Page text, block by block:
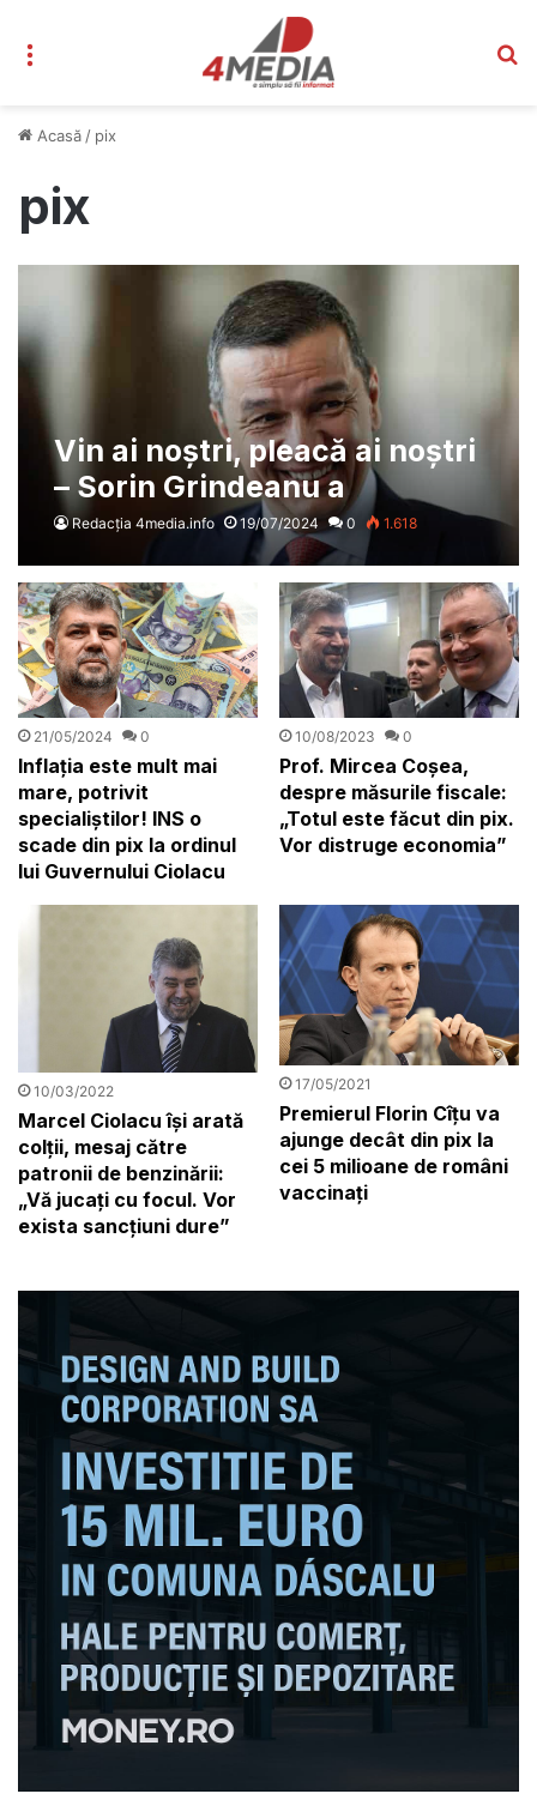
Acasă / pix
pix
Vin ai noștri, pleacă ai noștri
– Sorin Grindeanu a
schimbat conducerea
TAROM cu aceiași oameni
Redacția 4media.info 19/07/2024 0 1.618
21/05/2024 0
Inflația este mult mai
mare, potrivit
specialiștilor! INS o
scade din pix la ordinul
lui Guvernului Ciolacu
10/08/2023 0
Prof. Mircea Coșea,
despre măsurile fiscale:
„Totul este făcut din pix.
Vor distruge economia”
10/03/2022
Marcel Ciolacu își arată
colții, mesaj către
patronii de benzinării:
„Vă jucați cu focul. Vor
exista sancțiuni dure”
17/05/2021
Premierul Florin Cîțu va
ajunge decât din pix la
cei 5 milioane de români
vaccinați